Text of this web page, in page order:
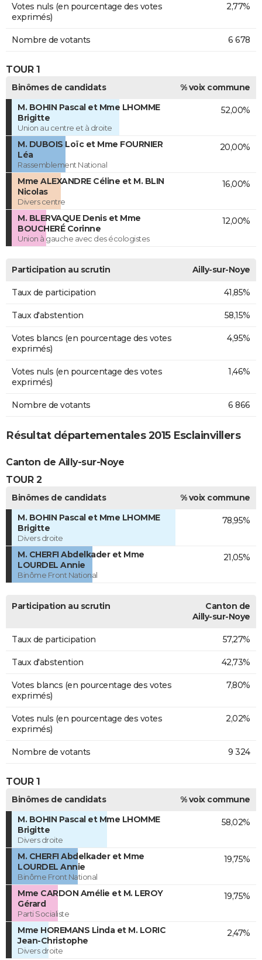
Votes nuls (en pourcentage des votes
exprimés)
2,77%
Nombre de votants 6 678
TOUR 1
Binômes de candidats
% voix commune
M. BOHIN Pascal et Mme LHOMME
Brigitte
Union au centre et à droite
52,00%
M. DUBOIS Loïc et Mme FOURNIER
Léa
Rassemblement National
20,00%
Mme ALEXANDRE Céline et M. BLIN
Nicolas
Divers centre
16,00%
M. BLERVAQUE Denis et Mme
BOUCHERÉ Corinne
Union à gauche avec des écologistes
12,00%
Participation au scrutin Ailly-sur-Noye
Taux de participation 41,85%
Taux d'abstention 58,15%
Votes blancs (en pourcentage des votes
exprimés)
4,95%
Votes nuls (en pourcentage des votes
exprimés)
1,46%
Nombre de votants 6 866
Résultat départementales 2015 Esclainvillers
Canton de Ailly-sur-Noye
TOUR 2
Binômes de candidats
% voix commune
M. BOHIN Pascal et Mme LHOMME
Brigitte
Divers droite
78,95%
M. CHERFI Abdelkader et Mme
LOURDEL Annie
Binôme Front National
21,05%
Participation au scrutin
Canton de
Ailly-sur-Noye
Taux de participation 57,27%
Taux d'abstention 42,73%
Votes blancs (en pourcentage des votes
exprimés)
7,80%
Votes nuls (en pourcentage des votes
exprimés)
2,02%
Nombre de votants 9 324
TOUR 1
Binômes de candidats
% voix commune
M. BOHIN Pascal et Mme LHOMME
Brigitte
Divers droite
58,02%
M. CHERFI Abdelkader et Mme
LOURDEL Annie
Binôme Front National
19,75%
Mme CARDON Amélie et M. LEROY
Gérard
Parti Socialiste
19,75%
Mme HOREMANS Linda et M. LORIC
Jean-Christophe
Divers droite
2,47%